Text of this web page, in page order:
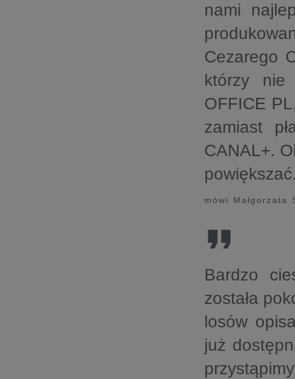
nami
Cezarego
którzy nie
OFFICE
zamiast
CANAL+.
powiększać.
mówi Małgorzata
Bardzo
została
losów
już